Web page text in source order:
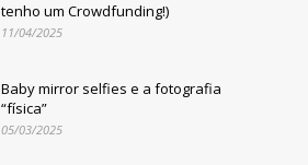
tenho um Crowdfunding!)
11/04/2025
Baby mirror selfies e a fotografia
“física”
05/03/2025